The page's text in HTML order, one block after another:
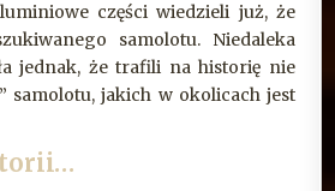
części wiedzieli już, że
samolotu. Niedaleka
jednak, że trafili na historię nie
samolotu, jakich w okolicach jest